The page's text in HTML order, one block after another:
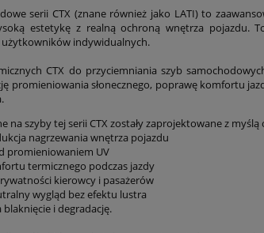
serii CTX (znane również jako LATI) to
estetykę z realną ochroną wnętrza pojazdu.
użytkowników indywidualnych.
CTX do przyciemniania szyb
promieniowania słonecznego, poprawę komfortu
na szyby tej serii CTX zostały zaprojektowane z
nagrzewania wnętrza pojazdu
promieniowaniem UV
termicznego podczas jazdy
kierowcy i pasażerów
wygląd bez efektu lustra
i degradację.